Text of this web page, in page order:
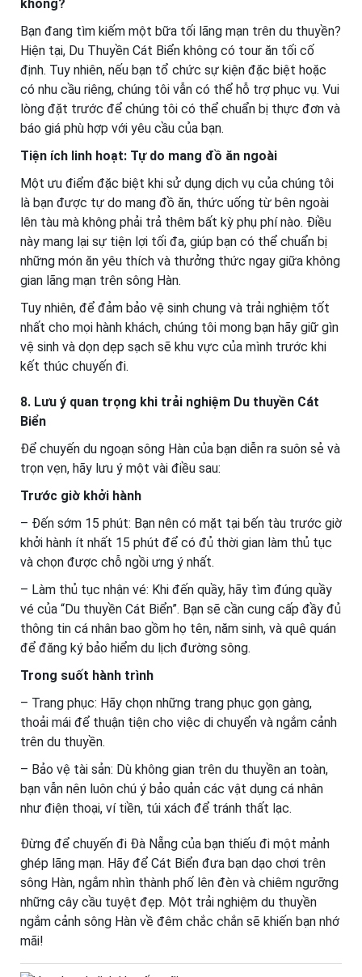
không?
Bạn đang tìm kiếm một bữa tối lãng mạn trên du thuyền?
Hiện tại, Du Thuyền Cát Biển không có tour ăn tối cố
định. Tuy nhiên, nếu bạn tổ chức sự kiện đặc biệt hoặc
có nhu cầu riêng, chúng tôi vẫn có thể hỗ trợ phục vụ. Vui
lòng đặt trước để chúng tôi có thể chuẩn bị thực đơn và
báo giá phù hợp với yêu cầu của bạn.
Tiện ích linh hoạt: Tự do mang đồ ăn ngoài
Một ưu điểm đặc biệt khi sử dụng dịch vụ của chúng tôi
là bạn được tự do mang đồ ăn, thức uống từ bên ngoài
lên tàu mà không phải trả thêm bất kỳ phụ phí nào. Điều
này mang lại sự tiện lợi tối đa, giúp bạn có thể chuẩn bị
những món ăn yêu thích và thưởng thức ngay giữa không
gian lãng mạn trên sông Hàn.
Tuy nhiên, để đảm bảo vệ sinh chung và trải nghiệm tốt
nhất cho mọi hành khách, chúng tôi mong bạn hãy giữ gìn
vệ sinh và dọn dẹp sạch sẽ khu vực của mình trước khi
kết thúc chuyến đi.
8. Lưu ý quan trọng khi trải nghiệm Du thuyền Cát
Biển
Để chuyến du ngoạn sông Hàn của bạn diễn ra suôn sẻ và
trọn vẹn, hãy lưu ý một vài điều sau:
Trước giờ khởi hành
– Đến sớm 15 phút: Bạn nên có mặt tại bến tàu trước giờ
khởi hành ít nhất 15 phút để có đủ thời gian làm thủ tục
và chọn được chỗ ngồi ưng ý nhất.
– Làm thủ tục nhận vé: Khi đến quầy, hãy tìm đúng quầy
vé của “Du thuyền Cát Biển”. Bạn sẽ cần cung cấp đầy đủ
thông tin cá nhân bao gồm họ tên, năm sinh, và quê quán
để đăng ký bảo hiểm du lịch đường sông.
Trong suốt hành trình
– Trang phục: Hãy chọn những trang phục gọn gàng,
thoải mái để thuận tiện cho việc di chuyển và ngắm cảnh
trên du thuyền.
– Bảo vệ tài sản: Dù không gian trên du thuyền an toàn,
bạn vẫn nên luôn chú ý bảo quản các vật dụng cá nhân
như điện thoại, ví tiền, túi xách để tránh thất lạc.
Đừng để chuyến đi Đà Nẵng của bạn thiếu đi một mảnh
ghép lãng mạn. Hãy để Cát Biển đưa bạn dạo chơi trên
sông Hàn, ngắm nhìn thành phố lên đèn và chiêm ngưỡng
những cây cầu tuyệt đẹp. Một trải nghiệm du thuyền
ngắm cảnh sông Hàn về đêm chắc chắn sẽ khiến bạn nhớ
mãi!